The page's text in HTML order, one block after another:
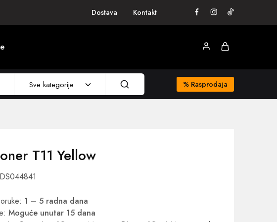
Dostava Kontakt
Sve kategorije % Rasprodaja
T11 Yellow
1 – 5 radna dana
Moguće unutar 15 dana